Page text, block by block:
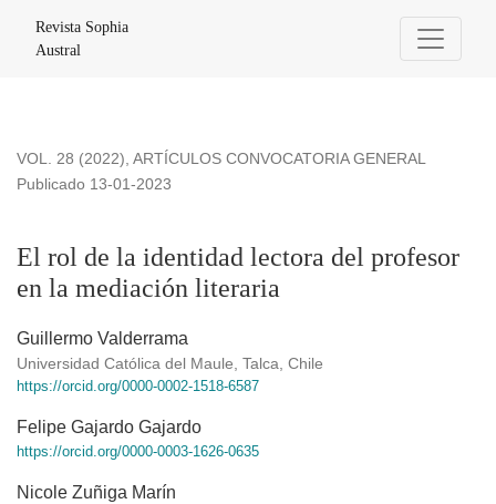
Revista Sophia
Austral
VOL. 28 (2022), ARTÍCULOS CONVOCATORIA GENERAL
El rol de la identidad lectora del profesor
en la mediación literaria
Publicado 13-01-2023
Guillermo Valderrama
Universidad Católica del Maule, Talca, Chile
https://orcid.org/0000-0002-1518-6587
Felipe Gajardo Gajardo
https://orcid.org/0000-0003-1626-0635
Nicole Zuñiga Marín